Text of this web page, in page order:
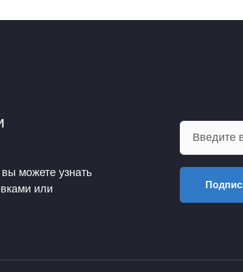
можете узнать
или